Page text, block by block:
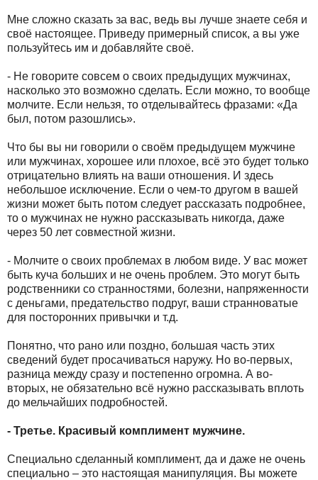
Мне сложно сказать за вас, ведь вы лучше знаете себя и
своё настоящее. Приведу примерный список, а вы уже
пользуйтесь им и добавляйте своё.
- Не говорите совсем о своих предыдущих мужчинах,
насколько это возможно сделать. Если можно, то вообще
молчите. Если нельзя, то отделывайтесь фразами: «Да
был, потом разошлись».
Что бы вы ни говорили о своём предыдущем мужчине
или мужчинах, хорошее или плохое, всё это будет только
отрицательно влиять на ваши отношения. И здесь
небольшое исключение. Если о чем-то другом в вашей
жизни может быть потом следует рассказать подробнее,
то о мужчинах не нужно рассказывать никогда, даже
через 50 лет совместной жизни.
- Молчите о своих проблемах в любом виде. У вас может
быть куча больших и не очень проблем. Это могут быть
родственники со странностями, болезни, напряженности
с деньгами, предательство подруг, ваши странноватые
для посторонних привычки и т.д.
Понятно, что рано или поздно, большая часть этих
сведений будет просачиваться наружу. Но во-первых,
разница между сразу и постепенно огромна. А во-
вторых, не обязательно всё нужно рассказывать вплоть
до мельчайших подробностей.
- Третье. Красивый комплимент мужчине.
Специально сделанный комплимент, да и даже не очень
специально – это настоящая манипуляция. Вы можете